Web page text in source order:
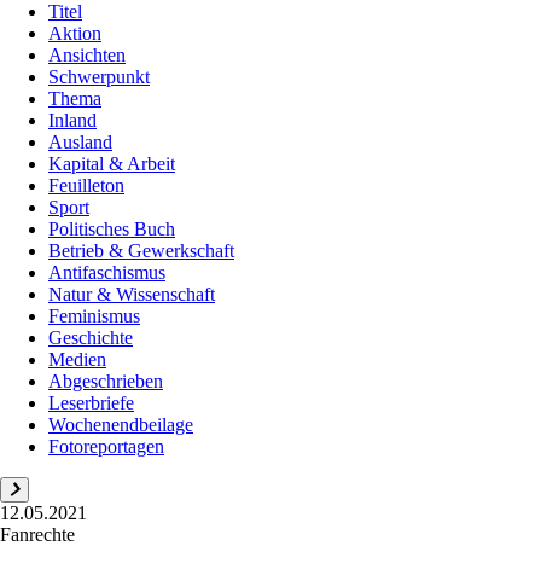
Titel
Aktion
Ansichten
Schwerpunkt
Thema
Inland
Ausland
Kapital & Arbeit
Feuilleton
Sport
Politisches Buch
Betrieb & Gewerkschaft
Antifaschismus
Natur & Wissenschaft
Feminismus
Geschichte
Medien
Abgeschrieben
Leserbriefe
Wochenendbeilage
Fotoreportagen
12.05.2021
Fanrechte